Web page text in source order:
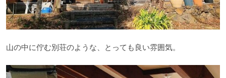
山の中に佇む別荘のような、とっても良い雰囲気。